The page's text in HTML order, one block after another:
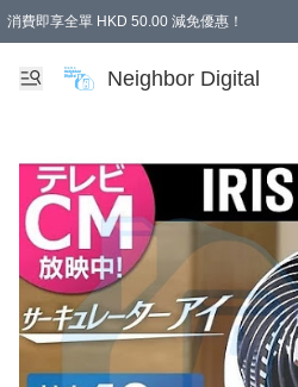
消費即享全單 HKD 50.00 減免優惠！
Neighbor Digital